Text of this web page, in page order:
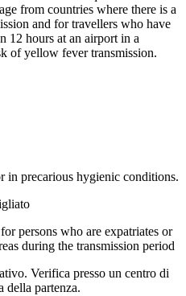
from countries where there is a
and for travellers who have
12 hours at an airport in a
of yellow fever transmission.
in precarious hygienic conditions.
persons who are expatriates or
during the transmission period
Verifica presso un centro di
della partenza.